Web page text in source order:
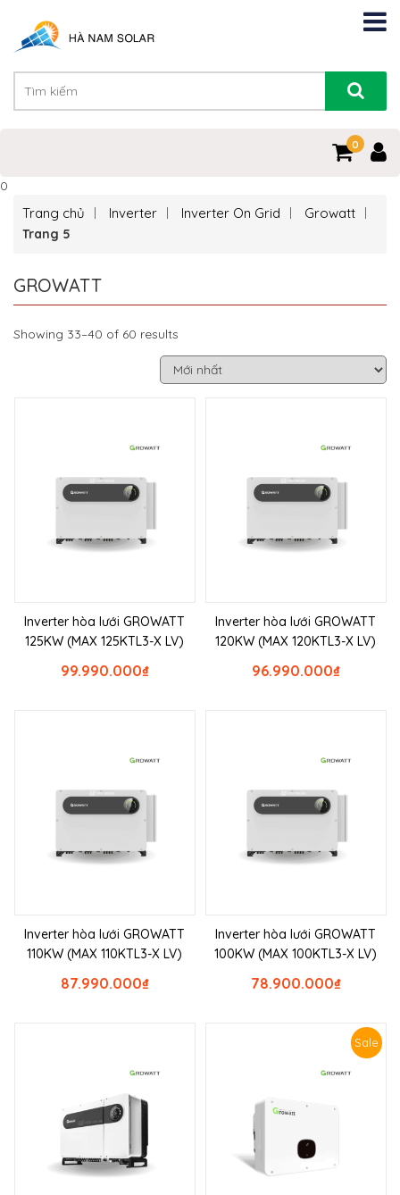
0
0
Trang chủ Inverter Inverter On Grid Growatt
Trang 5
GROWATT
Showing 33–40 of 60 results
Inverter hòa lưới GROWATT
125KW (MAX 125KTL3-X LV)
₫
99.990.000
Inverter hòa lưới GROWATT
120KW (MAX 120KTL3-X LV)
₫
96.990.000
Inverter hòa lưới GROWATT
110KW (MAX 110KTL3-X LV)
₫
87.990.000
Inverter hòa lưới GROWATT
100KW (MAX 100KTL3-X LV)
₫
78.900.000
Sale